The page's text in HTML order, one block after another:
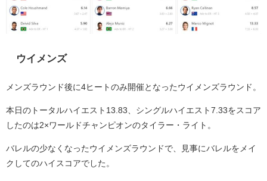
ウイメンズ
メンズラウンド後に4ヒートのみ開催となったウイメンズラウンド。
本日のトータルハイエスト13.83、シングルハイエスト7.33をスコア
したのは2×ワールドチャンピオンのタイラー・ライト。
バレルの少なくなったウイメンズラウンドで、見事にバレルをメイ
クしてのハイスコアでした。